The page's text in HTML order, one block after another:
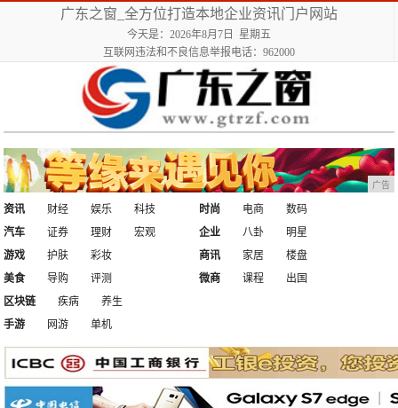
广东之窗_全方位打造本地企业资讯门户网站
今天是：2026年8月7日 星期五
互联网违法和不良信息举报电话：962000
广告
资讯 财经 娱乐
科技
汽车
证券 理财 宏观
时尚 电商
数码
企业
八卦
明星
游戏
护肤
彩妆
美食
导购 评测
商讯 家居
楼盘
微商
课程
出国
区块链
疾病
养生
手游
网游 单机